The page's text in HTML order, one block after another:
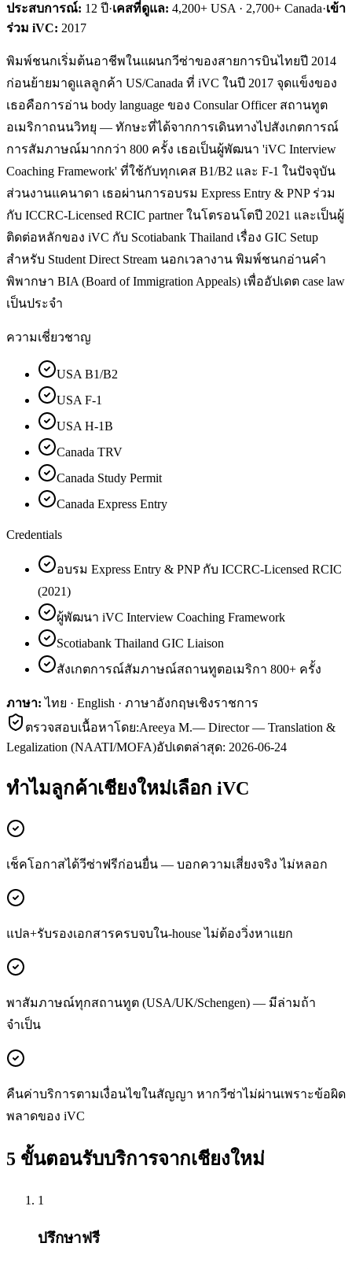
ประสบการณ์: 12 ปี·เคสที่ดูแล: 4,200+ USA · 2,700+ Canada·เข้า
ร่วม iVC: 2017
พิมพ์ชนกเริ่มต้นอาชีพในแผนกวีซ่าของสายการบินไทยปี 2014
ก่อนย้ายมาดูแลลูกค้า US/Canada ที่ iVC ในปี 2017 จุดแข็งของ
เธอคือการอ่าน body language ของ Consular Officer สถานทูต
อเมริกาถนนวิทยุ — ทักษะที่ได้จากการเดินทางไปสังเกตการณ์
การสัมภาษณ์มากกว่า 800 ครั้ง เธอเป็นผู้พัฒนา 'iVC Interview
Coaching Framework' ที่ใช้กับทุกเคส B1/B2 และ F-1 ในปัจจุบัน
ส่วนงานแคนาดา เธอผ่านการอบรม Express Entry & PNP ร่วม
กับ ICCRC-Licensed RCIC partner ในโตรอนโตปี 2021 และเป็นผู้
ติดต่อหลักของ iVC กับ Scotiabank Thailand เรื่อง GIC Setup
สำหรับ Student Direct Stream นอกเวลางาน พิมพ์ชนกอ่านคำ
พิพากษา BIA (Board of Immigration Appeals) เพื่ออัปเดต case law
เป็นประจำ
ความเชี่ยวชาญ
USA B1/B2
USA F-1
USA H-1B
Canada TRV
Canada Study Permit
Canada Express Entry
Credentials
อบรม Express Entry & PNP กับ ICCRC-Licensed RCIC
(2021)
ผู้พัฒนา iVC Interview Coaching Framework
Scotiabank Thailand GIC Liaison
สังเกตการณ์สัมภาษณ์สถานทูตอเมริกา 800+ ครั้ง
ภาษา: ไทย · English · ภาษาอังกฤษเชิงราชการ
ตรวจสอบเนื้อหาโดย:Areeya M.— Director — Translation &
Legalization (NAATI/MOFA)อัปเดตล่าสุด: 2026-06-24
ทำไมลูกค้าเชียงใหม่เลือก iVC
เช็คโอกาสได้วีซ่าฟรีก่อนยื่น — บอกความเสี่ยงจริง ไม่หลอก
แปล+รับรองเอกสารครบจบใน-house ไม่ต้องวิ่งหาแยก
พาสัมภาษณ์ทุกสถานทูต (USA/UK/Schengen) — มีล่ามถ้า
จำเป็น
คืนค่าบริการตามเงื่อนไขในสัญญา หากวีซ่าไม่ผ่านเพราะข้อผิด
พลาดของ iVC
5 ขั้นตอนรับบริการจากเชียงใหม่
1
ปรึกษาฟรี